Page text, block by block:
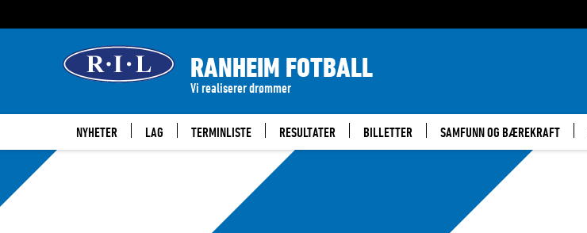
RANHEIM FOTBALL
Vi realiserer drømmer
NYHETER LAG TERMINLISTE RESULTATER BILLETTER SAMFUNN OG BÆREKRAFT